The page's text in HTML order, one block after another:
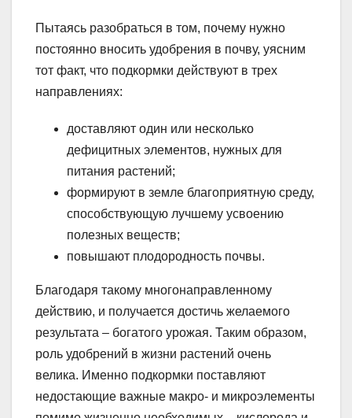
Пытаясь разобраться в том, почему нужно
постоянно вносить удобрения в почву, уясним
тот факт, что подкормки действуют в трех
направлениях:
доставляют один или несколько
дефицитных элементов, нужных для
питания растений;
формируют в земле благоприятную среду,
способствующую лучшему усвоению
полезных веществ;
повышают плодородность почвы.
Благодаря такому многонаправленному
действию, и получается достичь желаемого
результата – богатого урожая. Таким образом,
роль удобрений в жизни растений очень
велика. Именно подкормки поставляют
недостающие важные макро- и микроэлементы